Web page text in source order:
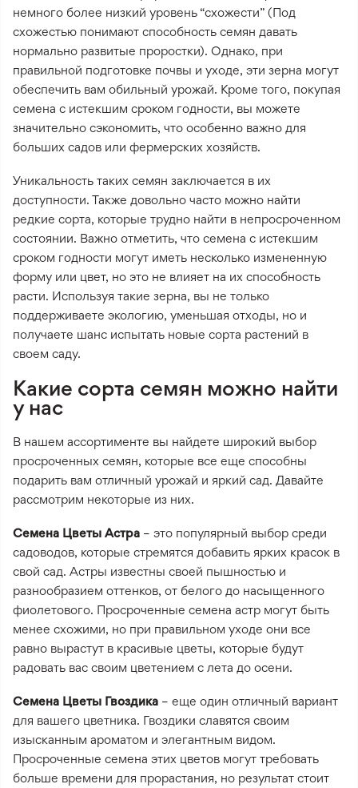
немного более низкий уровень “схожести” (Под
схожестью понимают способность семян давать
нормально развитые проростки). Однако, при
правильной подготовке почвы и уходе, эти зерна могут
обеспечить вам обильный урожай. Кроме того, покупая
семена с истекшим сроком годности, вы можете
значительно сэкономить, что особенно важно для
больших садов или фермерских хозяйств.
Уникальность таких семян заключается в их
доступности. Также довольно часто можно найти
редкие сорта, которые трудно найти в непросроченном
состоянии. Важно отметить, что семена с истекшим
сроком годности могут иметь несколько измененную
форму или цвет, но это не влияет на их способность
расти. Используя такие зерна, вы не только
поддерживаете экологию, уменьшая отходы, но и
получаете шанс испытать новые сорта растений в
своем саду.
Какие сорта семян можно найти
у нас
В нашем ассортименте вы найдете широкий выбор
просроченных семян, которые все еще способны
подарить вам отличный урожай и яркий сад. Давайте
рассмотрим некоторые из них.
Семена Цветы Астра – это популярный выбор среди
садоводов, которые стремятся добавить ярких красок в
свой сад. Астры известны своей пышностью и
разнообразием оттенков, от белого до насыщенного
фиолетового. Просроченные семена астр могут быть
менее схожими, но при правильном уходе они все
равно вырастут в красивые цветы, которые будут
радовать вас своим цветением с лета до осени.
Семена Цветы Гвоздика – еще один отличный вариант
для вашего цветника. Гвоздики славятся своим
изысканным ароматом и элегантным видом.
Просроченные семена этих цветов могут требовать
больше времени для прорастания, но результат стоит